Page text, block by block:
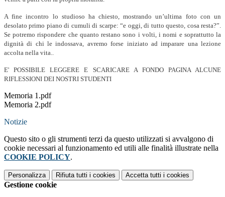
Afine incontro lo studioso ha chiesto, mostrando un’ultima foto con un
desolato primo piano di cumuli di scarpe: “e oggi, di tutto questo, cosa resta?”.
Se potremo rispondere che quanto restanosono i volti, i nomi e soprattutto la
dignità di chi le indossava, avremo forse iniziato ad imparare una lezione
accolta nella vita..
E' POSSIBILE LEGGERE E SCARICARE A FONDO PAGINA ALCUNE
RIFLESSIONI DEI NOSTRI STUDENTI
Memoria 1.pdf
Memoria 2.pdf
Notizie
Questo sito o gli strumenti terzi da questo utilizzati si avvalgono di
cookie necessari al funzionamento ed utili alle finalità illustrate nella
COOKIE POLICY.
Personalizza Rifiuta tutti i cookies Accetta tutti i cookies
Gestione cookie